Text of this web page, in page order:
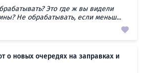
Это где ж вы видели
Не обрабатывать, если меньш...
о новых очередях на заправках и